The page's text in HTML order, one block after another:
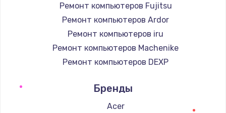
Ремонт компьютеров Fujitsu
Ремонт компьютеров Ardor
Ремонт компьютеров iru
Ремонт компьютеров Machenike
Ремонт компьютеров DEXP
Ремонт компьютеров Intel
Ремонт компьютеров Beelink
Бренды
Acer